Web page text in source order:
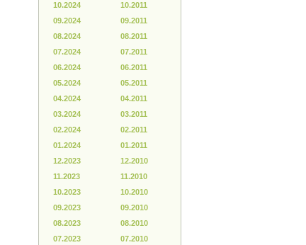
10.2024
09.2024
08.2024
07.2024
06.2024
05.2024
04.2024
03.2024
02.2024
01.2024
12.2023
11.2023
10.2023
09.2023
08.2023
07.2023
10.2011
09.2011
08.2011
07.2011
06.2011
05.2011
04.2011
03.2011
02.2011
01.2011
12.2010
11.2010
10.2010
09.2010
08.2010
07.2010